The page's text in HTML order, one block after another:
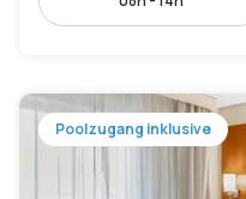
Poolzugang inklusive